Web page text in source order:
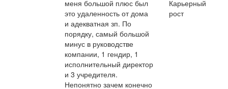
меня большой плюс был
это удаленность от дома
и адекватная зп. По
порядку, самый большой
минус в руководстве
компании, 1 гендир, 1
исполнительный директор
и 3 учредителя.
Непонятно зачем конечно
Карьерный
рост